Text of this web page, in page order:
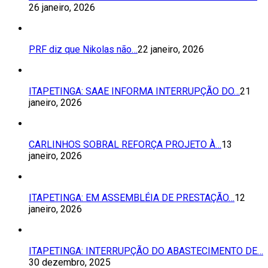
26 janeiro, 2026
PRF diz que Nikolas não…22 janeiro, 2026
ITAPETINGA: SAAE INFORMA INTERRUPÇÃO DO…21
janeiro, 2026
CARLINHOS SOBRAL REFORÇA PROJETO À…13
janeiro, 2026
ITAPETINGA: EM ASSEMBLÉIA DE PRESTAÇÃO…12
janeiro, 2026
ITAPETINGA: INTERRUPÇÃO DO ABASTECIMENTO DE…
30 dezembro, 2025